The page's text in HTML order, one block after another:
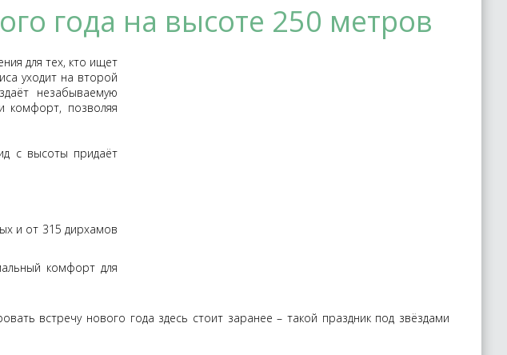
года на высоте 250 метров
для тех, кто ищет
уходит на второй
незабываемую
комфорт, позволяя
с высоты придаёт
и от 315 дирхамов
комфорт для
встречу нового года здесь стоит заранее – такой праздник под звёздами